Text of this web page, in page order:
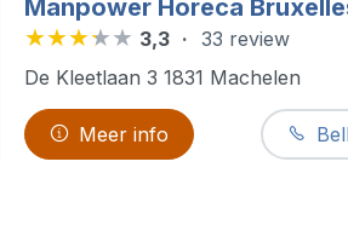
Manpower Horeca
3,3
33 review
De Kleetlaan 3 1831 Machelen
Meer info